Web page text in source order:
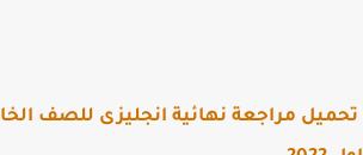
مراجعة نهائية انجليزى للصف